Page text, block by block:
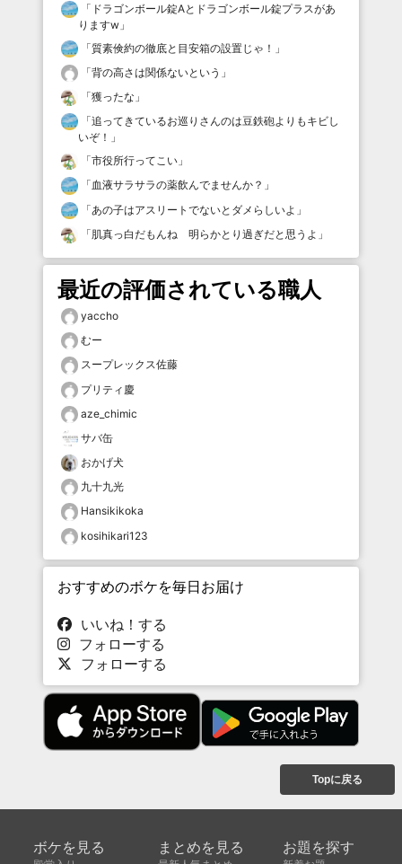
「 ドラゴンボール錠Aとドラゴンボール錠プラスがあ
りますw 」
「質素倹約の徹底と目安箱の設置じゃ！ 」
「背の高さは関係ないという 」
「獲ったな 」
「追ってきているお巡りさんのは豆鉄砲よりもキビし
いぞ！ 」
「市役所行ってこい 」
「血液サラサラの薬飲んでませんか？ 」
「あの子はアスリートでないとダメらしいよ 」
「肌真っ白だもんね 明らかとり過ぎだと思うよ 」
最近の評価されている職人
yaccho
むー
スープレックス佐藤
プリティ慶
aze_chimic
サバ缶
おかげ犬
九十九光
Hansikikoka
kosihikari123
おすすめのボケを毎日お届け
いいね！する
フォローする
フォローする
Topに戻る
ボケを見る まとめを見る お題を探す